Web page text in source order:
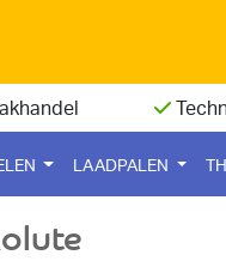
LAADPALEN